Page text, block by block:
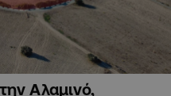
Αλαμινό,